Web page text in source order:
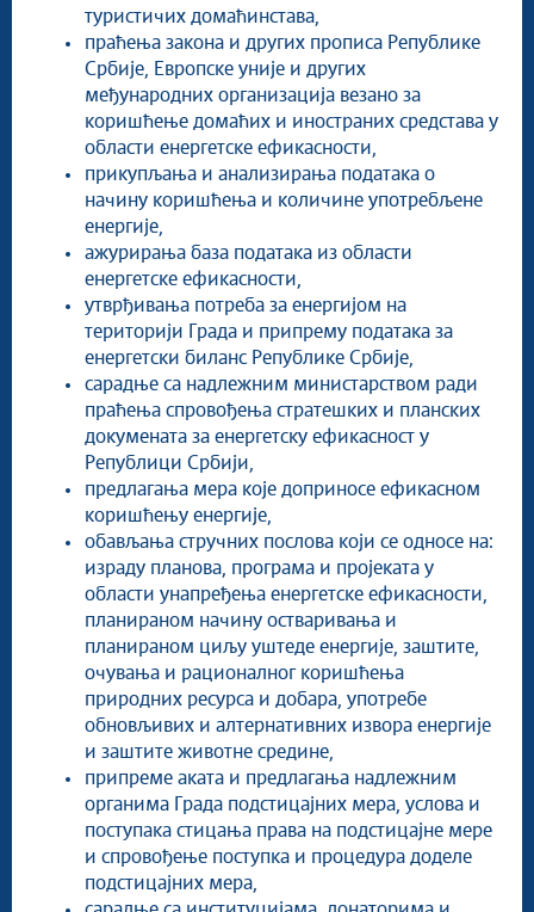
туристичих домаћинстава,
праћења закона и других прописа Републике
Србије, Европске уније и других
међународних организација везано за
коришћење домаћих и иностраних средстава у
области енергетске ефикасности,
прикупљања и анализирања података о
начину коришћења и количине употребљене
енергије,
ажурирања база података из области
енергетске ефикасности,
утврђивања потреба за енергијом на
територији Града и припрему података за
енергетски биланс Републике Србије,
сарадње са надлежним министарством ради
праћења спровођења стратешких и планских
докумената за енергетску ефикасност у
Републици Србији,
предлагања мера које доприносе ефикасном
коришћењу енергије,
обављања стручних послова који се односе на:
израду планова, програма и пројеката у
области унапређења енергетске ефикасности,
планираном начину остваривања и
планираном циљу уштеде енергије, заштите,
очувања и рационалног коришћења
природних ресурса и добара, употребе
обновљивих и алтернативних извора енергије
и заштите животне средине,
припреме аката и предлагања надлежним
органима Града подстицајних мера, услова и
поступака стицања права на подстицајне мере
и спровођење поступка и процедура доделе
подстицајних мера,